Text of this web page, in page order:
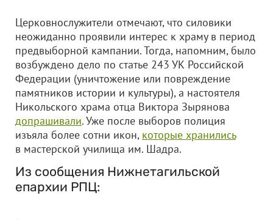
Церковнослужители отмечают, что силовики
неожиданно проявили интерес к храму в период
предвыборной кампании. Тогда, напомним, было
возбуждено дело по статье 243 УК Российской
Федерации (уничтожение или повреждение
памятников истории и культуры), а настоятеля
Никольского храма отца Виктора Зырянова
допрашивали. Уже после выборов полиция
изъяла более сотни икон, которые хранились
в мастерской училища им. Шадра.
Из сообщения Нижнетагильской
епархии РПЦ: